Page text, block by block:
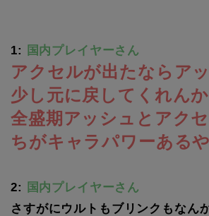
1: 国内プレイヤーさん
アクセルが出たならア
少し元に戻してくれん
全盛期アッシュとアク
ちがキャラパワーある
2:
国内プレイヤーさん
さすがにウルトもブリンクもなん